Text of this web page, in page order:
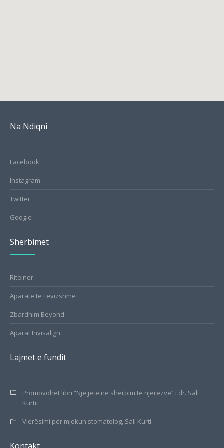
Na Ndiqni
Facebook
Instagram
Twitter
Google
Shërbimet
Riteiner
Aparate të Levizshme
Zbardhim Beyond
Aparat Invisalign
Lajmet e fundit
Promovohet libri “Një jetë në shërbim të njerëzve” i dr. Sali
Kurtit
Vlerësimi për mjekun stomatolog, Sali Kurti